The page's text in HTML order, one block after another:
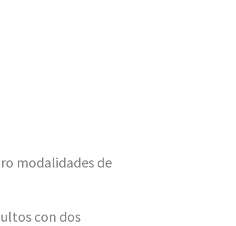
modalidades de
con dos